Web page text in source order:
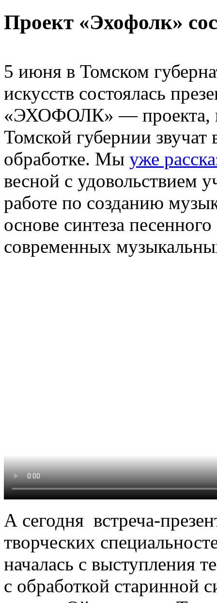
Проект «Эхофолк»
5 июня в Томском
искусств состоялась
«ЭХОФОЛК» — проекта,
Томской губернии
обработке. Мы уже
весной с удовольствием
работе по созданию
основе синтеза
современных
А сегодня встреча-
творческих
началась с выступления
с обработкой старинной